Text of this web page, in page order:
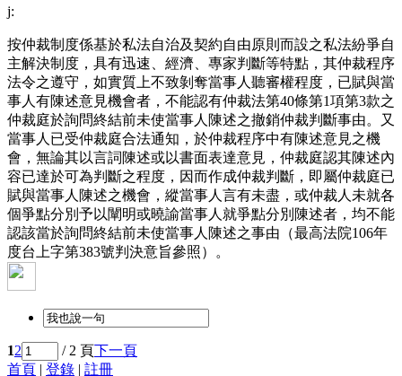
j:
按仲裁制度係基於私法自治及契約自由原則而設之私法紛爭自
主解決制度，具有迅速、經濟、專家判斷等特點，其仲裁程序
法令之遵守，如實質上不致剝奪當事人聽審權程度，已賦與當
事人有陳述意見機會者，不能認有仲裁法第40條第1項第3款之
仲裁庭於詢問終結前未使當事人陳述之撤銷仲裁判斷事由。又
當事人已受仲裁庭合法通知，於仲裁程序中有陳述意見之機
會，無論其以言詞陳述或以書面表達意見，仲裁庭認其陳述內
容已達於可為判斷之程度，因而作成仲裁判斷，即屬仲裁庭已
賦與當事人陳述之機會，縱當事人言有未盡，或仲裁人未就各
個爭點分別予以闡明或曉諭當事人就爭點分別陳述者，均不能
認該當於詢問終結前未使當事人陳述之事由（最高法院106年
度台上字第383號判決意旨參照）。
12 / 2 頁下一頁
首頁 | 登錄 | 註冊